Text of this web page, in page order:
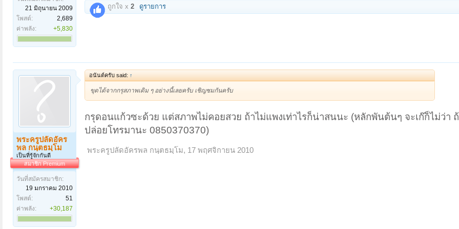
21 มิถุนายน 2009
โพสต์:
2,689
ค่าพลัง:
+5,830
ถูกใจ x 2 ดูรายการ
พระครูปลัดอัคร
พล กนฺตธมฺโม
เป็นที่รู้จักกันดี
สมาชิก Premium
วันที่สมัครสมาชิก:
19 มกราคม 2010
โพสต์:
51
ค่าพลัง:
+30,187
อนันต์ครับ said: ↑
ขุดได้จากกรุสภาพเดิม ๆ อย่างนี้เลยครับ เชิญชมกันครับ
กรุดอนแก้วซะด้วย แต่สภาพไม่คอยสวย ถ้าไม่แพงเท่าไรก็น่าสนนะ (หลักพันต้นๆ จะเก๊ก็ไม่ว่า
ปล่อยโทรมานะ 0850370370)
พระครูปลัดอัครพล กนฺตธมฺโม, 17 พฤศจิกายน 2010